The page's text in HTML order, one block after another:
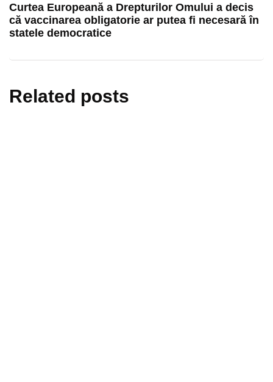
Curtea Europeană a Drepturilor Omului a decis
că vaccinarea obligatorie ar putea fi necesară în
statele democratice
Related posts